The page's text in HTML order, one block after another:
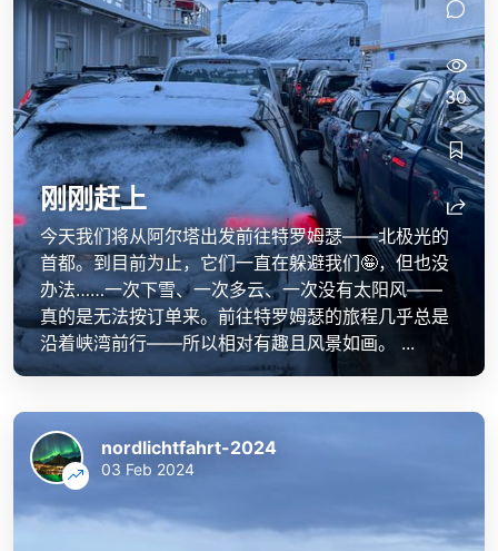
刚刚赶上
今天我们将从阿尔塔出发前往特罗姆瑟——北极光的
首都。到目前为止，它们一直在躲避我们🤪，但也没
办法……一次下雪、一次多云、一次没有太阳风——
真的是无法按订单来。前往特罗姆瑟的旅程几乎总是
沿着峡湾前行——所以相对有趣且风景如画。 ...
30
nordlichtfahrt-2024
03 Feb 2024